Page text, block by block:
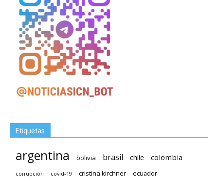
Etiquetas
argentina bolivia brasil chile colombia
corrupción covid-19 cristina kirchner ecuador